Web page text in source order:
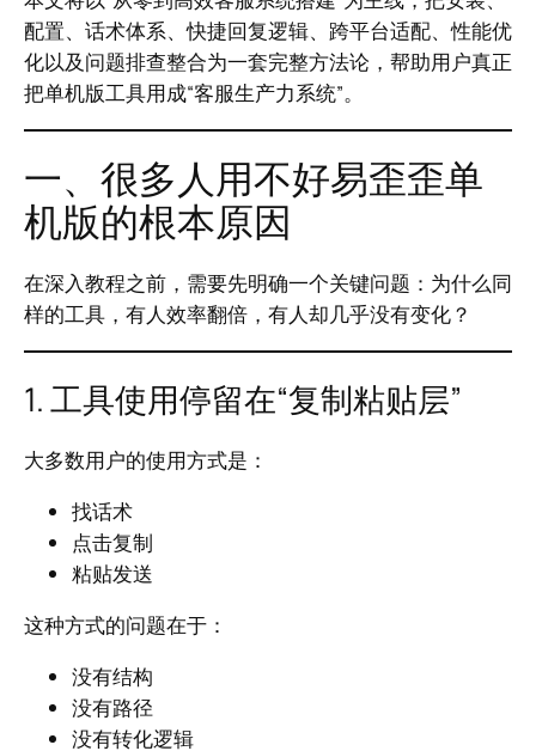
配置、话术体系、快捷回复逻辑、跨平台适配、性能优
化以及问题排查整合为一套完整方法论，帮助用户真正
把单机版工具用成“客服生产力系统”。
一、很多人用不好易歪歪单
机版的根本原因
在深入教程之前，需要先明确一个关键问题：为什么同
样的工具，有人效率翻倍，有人却几乎没有变化？
1. 工具使用停留在“复制粘贴层”
大多数用户的使用方式是：
找话术
点击复制
粘贴发送
这种方式的问题在于：
没有结构
没有路径
没有转化逻辑